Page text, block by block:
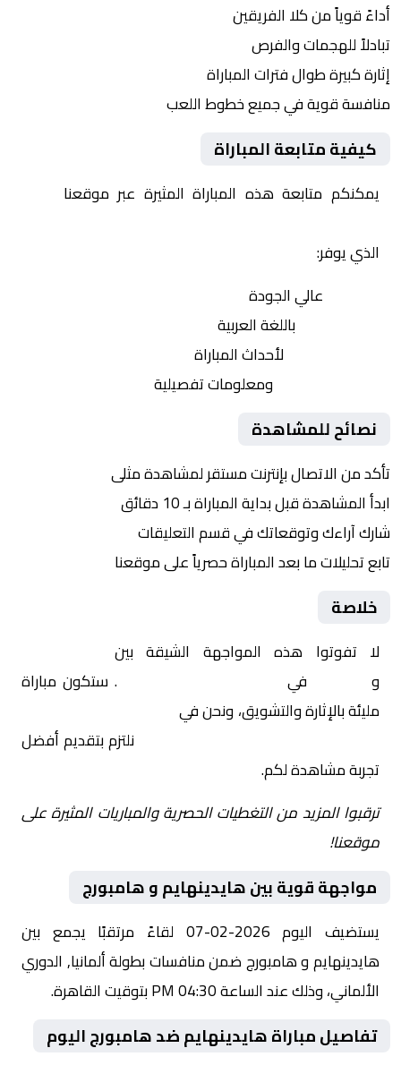
أداءً قوياً من كلا الفريقين
تبادلاً للهجمات والفرص
إثارة كبيرة طوال فترات المباراة
منافسة قوية في جميع خطوط اللعب
كيفية متابعة المباراة
يمكنكم متابعة هذه المباراة المثيرة عبر موقعنا
الذي يوفر:
عالي الجودة
باللغة العربية
لأحداث المباراة
ومعلومات تفصيلية
نصائح للمشاهدة
تأكد من الاتصال بإنترنت مستقر لمشاهدة مثلى
ابدأ المشاهدة قبل بداية المباراة بـ 10 دقائق
شارك آراءك وتوقعاتك في قسم التعليقات
تابع تحليلات ما بعد المباراة حصرياً على موقعنا
خلاصة
لا تفوتوا هذه المواجهة الشيقة بين
وهامبورج في
. ستكون مباراة
مليئة بالإثارة والتشويق، ونحن في
نلتزم بتقديم أفضل
تجربة مشاهدة لكم.
ترقبوا المزيد من التغطيات الحصرية والمباريات المثيرة على
موقعنا!
مواجهة قوية بين هايدينهايم و هامبورج
يستضيف اليوم 2026-02-07 لقاءً مرتقبًا يجمع بين
هايدينهايم و هامبورج ضمن منافسات بطولة ألمانيا, الدوري
الألماني، وذلك عند الساعة 04:30 PM بتوقيت القاهرة.
تفاصيل مباراة هايدينهايم ضد هامبورج اليوم